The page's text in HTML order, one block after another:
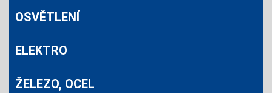
OSVĚTLENÍ
ELEKTRO
ŽELEZO, OCEL